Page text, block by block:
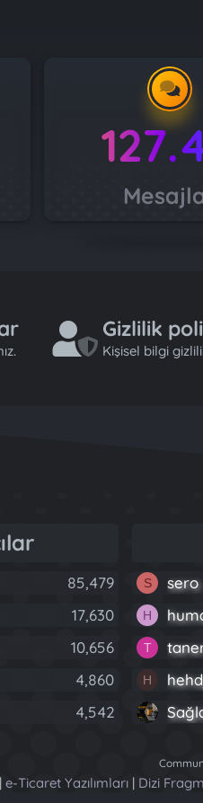
Gizlilik
Kişisel bilgi
85,479
17,630
10,656
4,860
4,542
S sero
H
T
H
| e-Ticaret Yazılımları | Dizi